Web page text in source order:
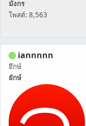
มังกร
โพสต์: 8,563
iannnnn
ยึกษ์
ยักษ์